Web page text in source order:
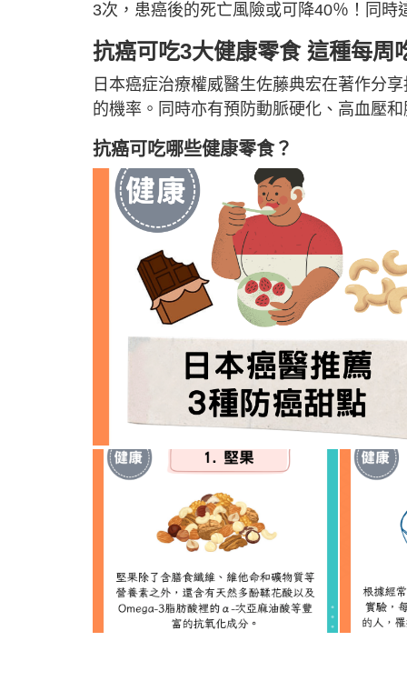
3次，患癌後的死亡風險或可降40％！同
抗癌可吃3大健康零食 這種每周
日本癌症治療權威醫生佐藤典宏在著作分
的機率。同時亦有預防動脈硬化、高血壓
抗癌可吃哪些健康零食？